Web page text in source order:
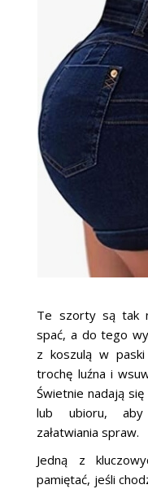
Te szorty są tak
spać, a do tego
z koszulą w
trochę luźna i
Świetnie nadają
lub ubioru, aby
załatwiania spraw.
Jedną z
pamiętać, jeśli